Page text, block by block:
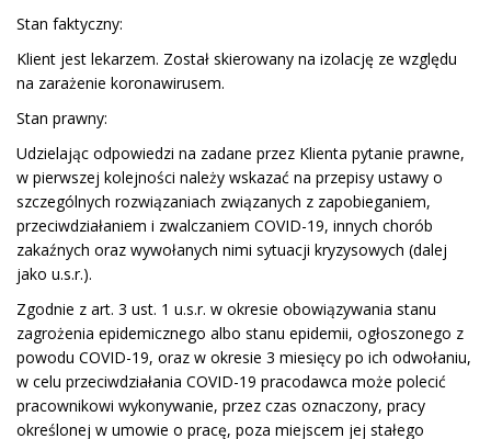
Stan faktyczny:
Klient jest lekarzem. Został skierowany na izolację ze względu
na zarażenie koronawirusem.
Stan prawny:
Udzielając odpowiedzi na zadane przez Klienta pytanie prawne,
w pierwszej kolejności należy wskazać na przepisy ustawy o
szczególnych rozwiązaniach związanych z zapobieganiem,
przeciwdziałaniem i zwalczaniem COVID-19, innych chorób
zakaźnych oraz wywołanych nimi sytuacji kryzysowych (dalej
jako u.s.r.).
Zgodnie z art. 3 ust. 1 u.s.r. w okresie obowiązywania stanu
zagrożenia epidemicznego albo stanu epidemii, ogłoszonego z
powodu COVID-19, oraz w okresie 3 miesięcy po ich odwołaniu,
w celu przeciwdziałania COVID-19 pracodawca może polecić
pracownikowi wykonywanie, przez czas oznaczony, pracy
określonej w umowie o pracę, poza miejscem jej stałego